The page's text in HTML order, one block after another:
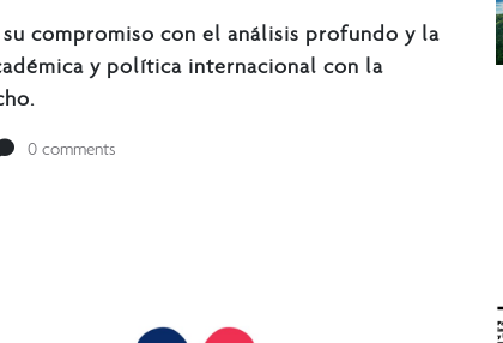
su compromiso con el análisis profundo y la
y política internacional con la
0 comments